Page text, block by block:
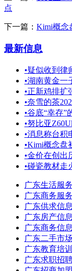
点
下一篇： Kimi概念
最新信息
•疑似收到律
•湖南黄金一
•正新鸡排扩
•奈雪的茶
•谷底“幸存”
•努比亚
•消息称台积
•Kimi概念盘
•金价在创出
•碰瓷教材走
广东生活服务
广东商务服务
广东供求信息
广东房产信息
广东商务信息
广东二手市场
广东教育培训
广东求职招